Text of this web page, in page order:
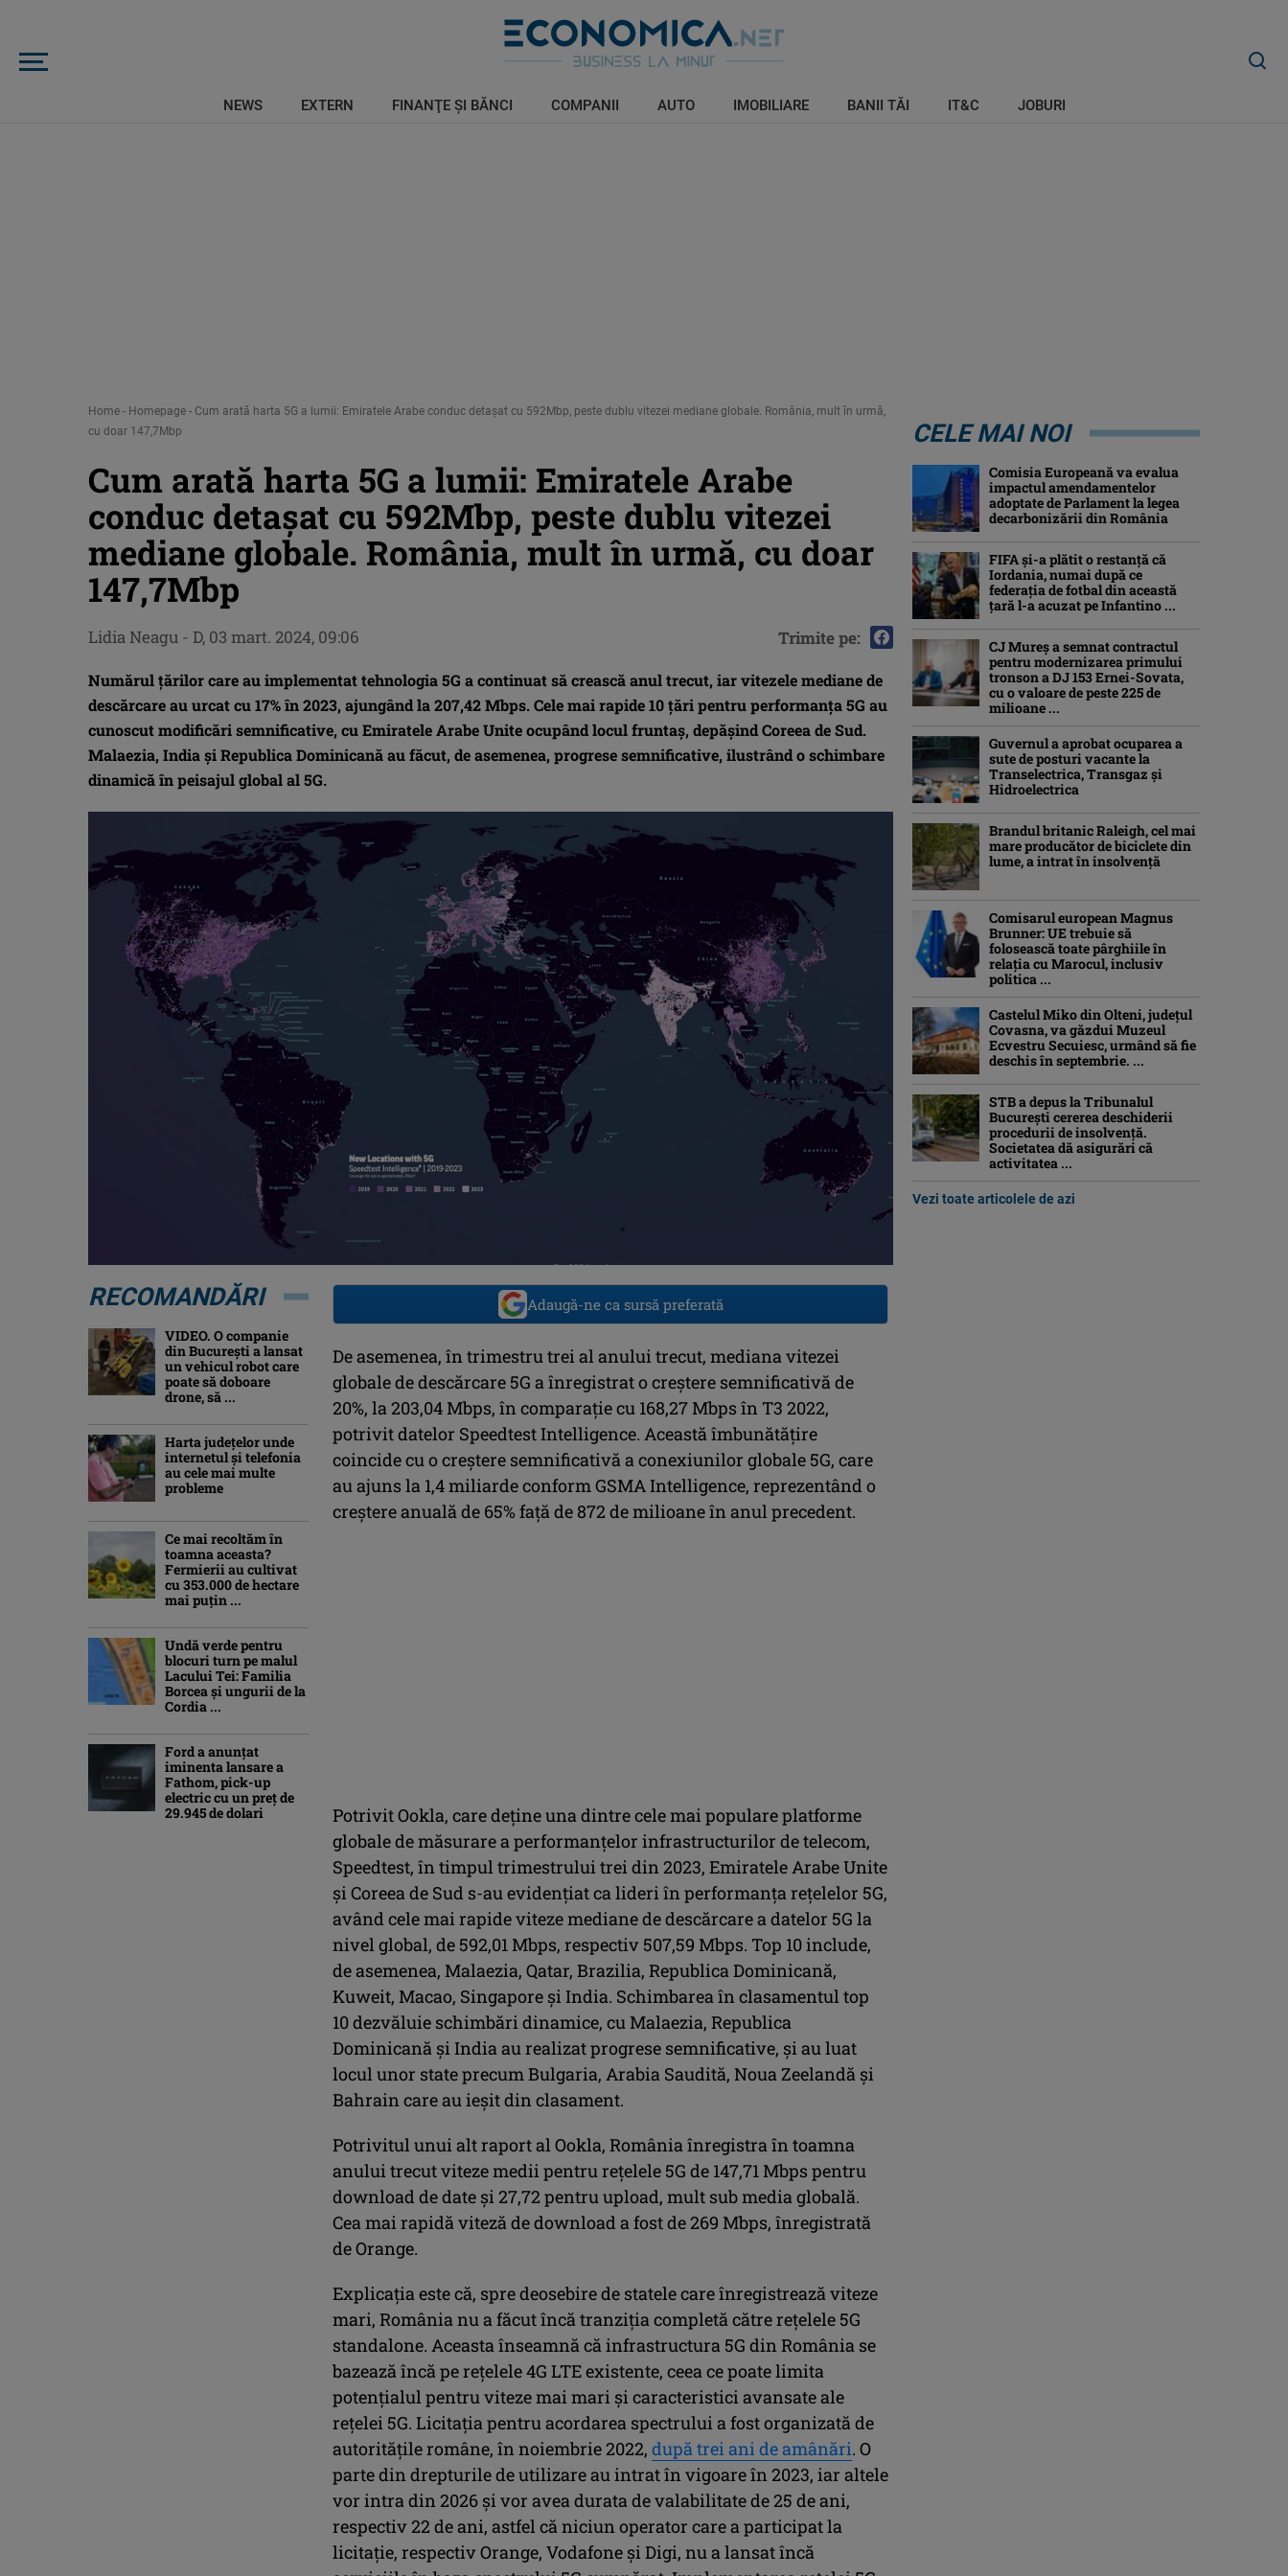
NEWS EXTERN FINANŢE ŞI BĂNCI COMPANII AUTO IMOBILIARE BANII TĂI IT&C JOBURI
Home - Homepage - Cum arată harta 5G a lumii: Emiratele Arabe conduc detașat cu 592Mbp, peste dublu vitezei mediane globale. România, mult în urmă,
cu doar 147,7Mbp
Cum arată harta 5G a lumii: Emiratele Arabe
conduc detașat cu 592Mbp, peste dublu vitezei
mediane globale. România, mult în urmă, cu doar
147,7Mbp
Numărul țărilor care au implementat tehnologia 5G a continuat să crească anul trecut, iar vitezele mediane de
descărcare au urcat cu 17% în 2023, ajungând la 207,42 Mbps. Cele mai rapide 10 țări pentru performanța 5G au
cunoscut modificări semnificative, cu Emiratele Arabe Unite ocupând locul fruntaș, depășind Coreea de Sud.
Malaezia, India și Republica Dominicană au făcut, de asemenea, progrese semnificative, ilustrând o schimbare
dinamică în peisajul global al 5G.
Lidia Neagu - D, 03 mart. 2024, 09:06 Trimite pe:
Adaugă-ne ca sursă preferată
De asemenea, în trimestru trei al anului trecut, mediana vitezei
globale de descărcare 5G a înregistrat o creștere semnificativă de
20%, la 203,04 Mbps, în comparație cu 168,27 Mbps în T3 2022,
potrivit datelor Speedtest Intelligence. Această îmbunătățire
coincide cu o creștere semnificativă a conexiunilor globale 5G, care
au ajuns la 1,4 miliarde conform GSMA Intelligence, reprezentând o
creștere anuală de 65% față de 872 de milioane în anul precedent.
Potrivit Ookla, care deţine una dintre cele mai populare platforme
globale de măsurare a performanţelor infrastructurilor de telecom,
Speedtest, în timpul trimestrului trei din 2023, Emiratele Arabe Unite
și Coreea de Sud s-au evidențiat ca lideri în performanța rețelelor 5G,
având cele mai rapide viteze mediane de descărcare a datelor 5G la
nivel global, de 592,01 Mbps, respectiv 507,59 Mbps. Top 10 include,
de asemenea, Malaezia, Qatar, Brazilia, Republica Dominicană,
Kuweit, Macao, Singapore și India. Schimbarea în clasamentul top
10 dezvăluie schimbări dinamice, cu Malaezia, Republica
Dominicană și India au realizat progrese semnificative, și au luat
locul unor state precum Bulgaria, Arabia Saudită, Noua Zeelandă și
Bahrain care au ieșit din clasament.
Potrivitul unui alt raport al Ookla, România înregistra în toamna
anului trecut viteze medii pentru reţelele 5G de 147,71 Mbps pentru
download de date şi 27,72 pentru upload, mult sub media globală.
Cea mai rapidă viteză de download a fost de 269 Mbps, înregistrată
de Orange.
Explicația este că, spre deosebire de statele care înregistrează viteze
mari, România nu a făcut încă tranziția completă către rețelele 5G
standalone. Aceasta înseamnă că infrastructura 5G din România se
bazează încă pe rețelele 4G LTE existente, ceea ce poate limita
potențialul pentru viteze mai mari și caracteristici avansate ale
rețelei 5G. Licitația pentru acordarea spectrului a fost organizată de
autoritățile române, în noiembrie 2022, după trei ani de amânări. O
parte din drepturile de utilizare au intrat în vigoare în 2023, iar altele
vor intra din 2026 și vor avea durata de valabilitate de 25 de ani,
respectiv 22 de ani, astfel că niciun operator care a participat la
licitație, respectiv Orange, Vodafone și Digi, nu a lansat încă
RECOMANDĂRI
VIDEO. O companie
din București a lansat
un vehicul robot care
poate să doboare
drone, să ...
Harta județelor unde
internetul și telefonia
au cele mai multe
probleme
Ce mai recoltăm în
toamna aceasta?
Fermierii au cultivat
cu 353.000 de hectare
mai puțin ...
Undă verde pentru
blocuri turn pe malul
Lacului Tei: Familia
Borcea și ungurii de la
Cordia ...
Ford a anunțat
iminenta lansare a
Fathom, pick-up
electric cu un preț de
29.945 de dolari
CELE MAI NOI
Comisia Europeană va evalua
impactul amendamentelor
adoptate de Parlament la legea
decarbonizării din România
FIFA și-a plătit o restanță că
Iordania, numai după ce
federația de fotbal din această
țară l-a acuzat pe Infantino ...
CJ Mureș a semnat contractul
pentru modernizarea primului
tronson a DJ 153 Ernei-Sovata,
cu o valoare de peste 225 de
milioane ...
Guvernul a aprobat ocuparea a
sute de posturi vacante la
Transelectrica, Transgaz și
Hidroelectrica
Brandul britanic Raleigh, cel mai
mare producător de biciclete din
lume, a intrat în insolvență
Comisarul european Magnus
Brunner: UE trebuie să
folosească toate pârghiile în
relația cu Marocul, inclusiv
politica ...
Castelul Miko din Olteni, județul
Covasna, va găzdui Muzeul
Ecvestru Secuiesc, urmând să fie
deschis în septembrie. ...
STB a depus la Tribunalul
București cererea deschiderii
procedurii de insolvență.
Societatea dă asigurări că
activitatea ...
Vezi toate articolele de azi